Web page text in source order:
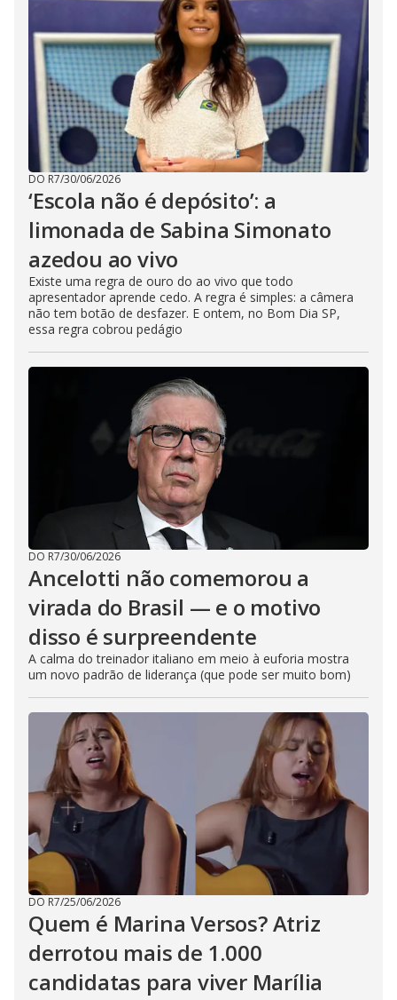
DO R7/30/06/2026
‘Escola não é depósito’: a
limonada de Sabina Simonato
azedou ao vivo
Existe uma regra de ouro do ao vivo que todo
apresentador aprende cedo. A regra é simples: a câmera
não tem botão de desfazer. E ontem, no Bom Dia SP,
essa regra cobrou pedágio
DO R7/30/06/2026
Ancelotti não comemorou a
virada do Brasil — e o motivo
disso é surpreendente
A calma do treinador italiano em meio à euforia mostra
um novo padrão de liderança (que pode ser muito bom)
DO R7/25/06/2026
Quem é Marina Versos? Atriz
derrotou mais de 1.000
candidatas para viver Marília